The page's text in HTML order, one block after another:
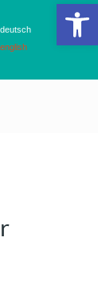
deutsch
english